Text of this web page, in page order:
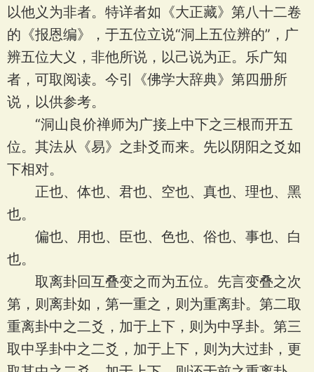
以他义为非者。特详者如《大正藏》第八十二卷
的《报恩编》，于五位立说“洞上五位辨的”，广
辨五位大义，非他所说，以己说为正。乐广知
者，可取阅读。今引《佛学大辞典》第四册所
说，以供参考。
“洞山良价禅师为广接上中下之三根而开五
位。其法从《易》之卦爻而来。先以阴阳之爻如
下相对。
正也、体也、君也、空也、真也、理也、黑
也。
偏也、用也、臣也、色也、俗也、事也、白
也。
取离卦回互叠变之而为五位。先言变叠之次
第，则离卦如，第一重之，则为重离卦。第二取
重离卦中之二爻，加于上下，则为中孚卦。第三
取中孚卦中之二爻，加于上下，则为大过卦，更